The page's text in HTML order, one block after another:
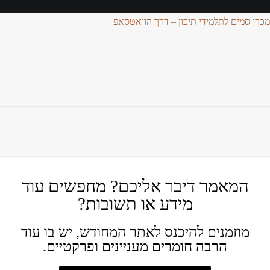
מכרו סמים לתלמידי תיכון – דרך הוואטסאפ
המאמר דיבר אליכם? מחפשים עוד
מידע או תשובות?
מוזמנים להיכנס לאתר המחודש, יש בו עוד
הרבה חומרים מעניינים ופרקטיים.